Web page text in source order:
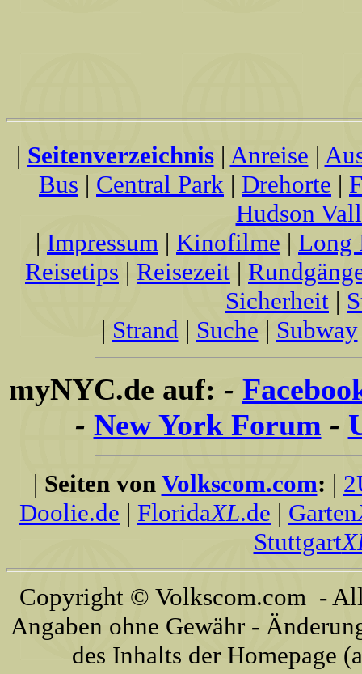
| Seitenverzeichnis| Anreise |
Bus | Central Park | Drehorte |
Hudson
| Impressum | Kinofilme | Long
Reisetips | Reisezeit |
Sicherheit |
| Strand | Suche | Subway
myNYC.de auf: -
- New York Forum -
| Seiten von Volkscom.com: |
Doolie.de | FloridaXL.de | Garten
Stuttgart
Copyright © Volkscom.com -
Angaben ohne Gewähr -
des Inhalts der Homepage